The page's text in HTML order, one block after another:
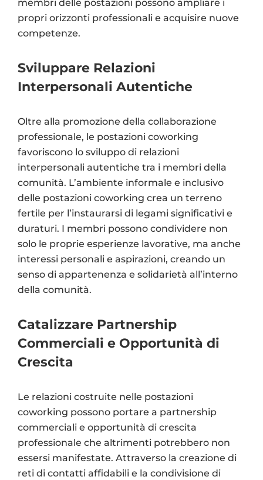
membri delle postazioni possono ampliare i
propri orizzonti professionali e acquisire nuove
competenze.
Sviluppare Relazioni
Interpersonali Autentiche
Oltre alla promozione della collaborazione
professionale, le postazioni coworking
favoriscono lo sviluppo di relazioni
interpersonali autentiche tra i membri della
comunità. L’ambiente informale e inclusivo
delle postazioni coworking crea un terreno
fertile per l’instaurarsi di legami significativi e
duraturi. I membri possono condividere non
solo le proprie esperienze lavorative, ma anche
interessi personali e aspirazioni, creando un
senso di appartenenza e solidarietà all’interno
della comunità.
Catalizzare Partnership
Commerciali e Opportunità di
Crescita
Le relazioni costruite nelle postazioni
coworking possono portare a partnership
commerciali e opportunità di crescita
professionale che altrimenti potrebbero non
essersi manifestate. Attraverso la creazione di
reti di contatti affidabili e la condivisione di